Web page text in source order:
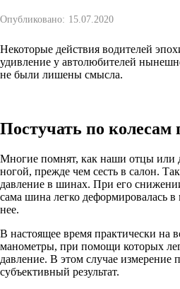
Опубликовано: 15.07.2020
Некоторые действия водителей
удивление у автолюбителей
не были лишены смысла.
Постучать по колесам
Многие помнят, как наши отцы или
ногой, прежде чем сесть в салон.
давление в шинах. При его
сама шина легко деформировалась
нее.
В настоящее время практически на
манометры, при помощи которых
давление. В этом случае измерение
субъективный результат.